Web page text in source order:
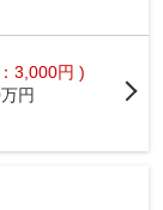
3,000円 )
円